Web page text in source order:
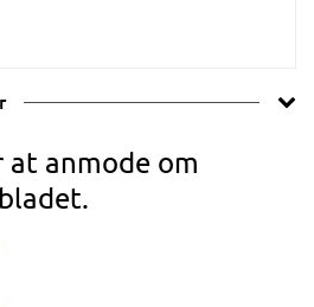
anmode om